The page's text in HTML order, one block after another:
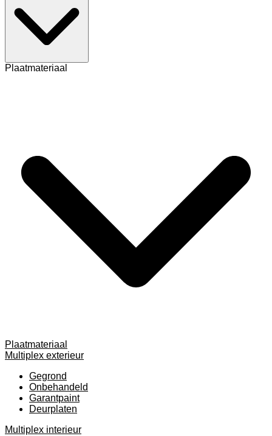
Plaatmateriaal
Plaatmateriaal
Multiplex exterieur
Gegrond
Onbehandeld
Garantpaint
Deurplaten
Multiplex interieur